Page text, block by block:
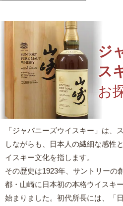
ジ
ス
お
「ジャパニーズウイスキー」は、
しながらも、日本人の繊細な感性
イスキー文化を指します。
その歴史は1923年、サントリーの
都・山崎に日本初の本格ウイスキ
始まりました。初代所長には、「